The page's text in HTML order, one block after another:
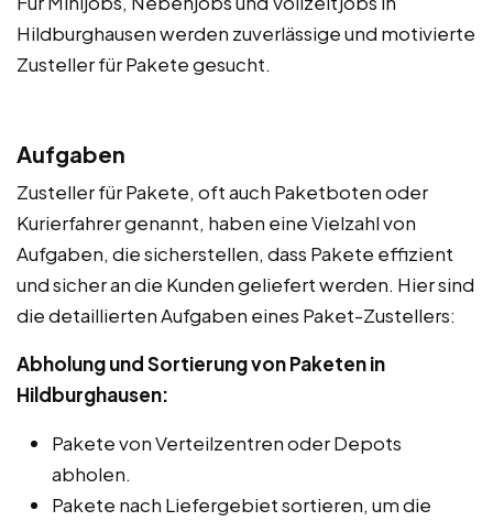
Hildburghausen werden zuverlässige und motivierte
Zusteller für Pakete gesucht.
Aufgaben
Zusteller für Pakete, oft auch Paketboten oder
Kurierfahrer genannt, haben eine Vielzahl von
Aufgaben, die sicherstellen, dass Pakete effizient
und sicher an die Kunden geliefert werden. Hier sind
die detaillierten Aufgaben eines Paket-Zustellers:
Abholung und Sortierung von Paketen in
Hildburghausen:
Pakete von Verteilzentren oder Depots
abholen.
Pakete nach Liefergebiet sortieren, um die